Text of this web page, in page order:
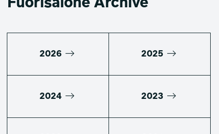
Fuorisalone Archive
2026 2025
2024 2023